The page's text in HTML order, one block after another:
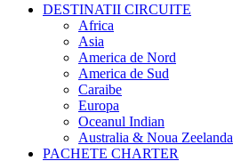
DESTINATII CIRCUITE
Africa
Asia
America de Nord
America de Sud
Caraibe
Europa
Oceanul Indian
Australia & Noua Zeelanda
PACHETE CHARTER